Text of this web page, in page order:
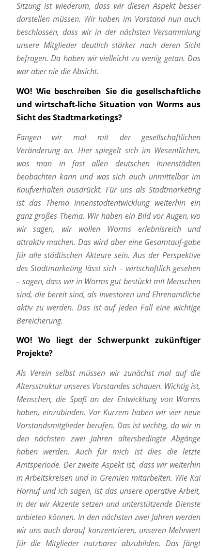
Sitzung ist wiederum, dass wir diesen Aspekt besser
darstellen müssen. Wir haben im Vorstand nun auch
beschlossen, dass wir in der nächsten Versammlung
unsere Mitglieder deutlich stärker nach deren Sicht
befragen. Da haben wir vielleicht zu wenig getan. Das
war aber nie die Absicht.
WO! Wie beschreiben Sie die gesellschaftliche
und wirtschaft-liche Situation von Worms aus
Sicht des Stadtmarketings?
Fangen wir mal mit der gesellschaftlichen
Veränderung an. Hier spiegelt sich im Wesentlichen,
was man in fast allen deutschen Innenstädten
beobachten kann und was sich auch unmittelbar im
Kaufverhalten ausdrückt. Für uns als Stadtmarketing
ist das Thema Innenstadtentwicklung weiterhin ein
ganz großes Thema. Wir haben ein Bild vor Augen, wo
wir sagen, wir wollen Worms erlebnisreich und
attraktiv machen. Das wird aber eine Gesamtauf-gabe
für alle städtischen Akteure sein. Aus der Perspektive
des Stadtmarketing lässt sich – wirtschaftlich gesehen
– sagen, dass wir in Worms gut bestückt mit Menschen
sind, die bereit sind, als Investoren und Ehrenamtliche
aktiv zu werden. Das ist auf jeden Fall eine wichtige
Bereicherung.
WO! Wo liegt der Schwerpunkt zukünftiger
Projekte?
Als Verein selbst müssen wir zunächst mal auf die
Altersstruktur unseres Vorstandes schauen. Wichtig ist,
Menschen, die Spaß an der Entwicklung von Worms
haben, einzubinden. Vor Kurzem haben wir vier neue
Vorstandsmitglieder berufen. Das ist wichtig, da wir in
den nächsten zwei Jahren altersbedingte Abgänge
haben werden. Auch für mich ist dies die letzte
Amtsperiode. Der zweite Aspekt ist, dass wir weiterhin
in Arbeitskreisen und in Gremien mitarbeiten. Wie Kai
Hornuf und ich sagen, ist das unsere operative Arbeit,
in der wir Akzente setzen und unterstützende Dienste
anbieten können. In den nächsten zwei Jahren werden
wir uns auch darauf konzentrieren, unseren Mehrwert
für die Mitglieder nutzbarer abzubilden. Das fängt